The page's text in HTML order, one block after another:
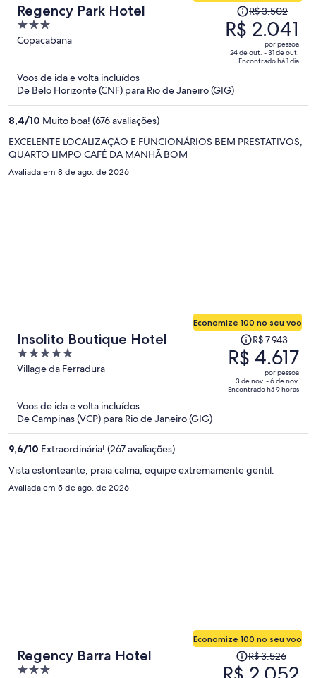
Regency Park Hotel
3
out
Copacabana
preço
era
R$ 3.502
agora
é
pessoa
R$ 3.502
R$ 2.041
por pessoa
24 de out. - 31 de out.
Encontrado há 1 dia
Voos de ida e volta incluídos
De Belo Horizonte (CNF) para Rio de Janeiro (GIG)
8,4/10 Muito boa! (676 avaliações)
EXCELENTE LOCALIZAÇÃO E FUNCIONÁRIOS BEM PRESTATIVOS,
QUARTO LIMPO CAFÉ DA MANHÃ BOM
Avaliada em 8 de ago. de 2026
Insolito Boutique Hotel
5
out
5
Village da Ferradura
Economize 100 no seu voo
preço
era
R$ 7.943
e
pessoa
R$ 7.943
R$ 4.617
por pessoa
3 de nov. - 6 de nov.
Encontrado há 9 horas
Voos de ida e volta incluídos
De Campinas (VCP) para Rio de Janeiro (GIG)
9,6/10 Extraordinária! (267 avaliações)
Vista estonteante, praia calma, equipe extremamente gentil.
Avaliada em 5 de ago. de 2026
Regency Barra Hotel
3
Economize 100 no seu voo
preço
R$ 3.526